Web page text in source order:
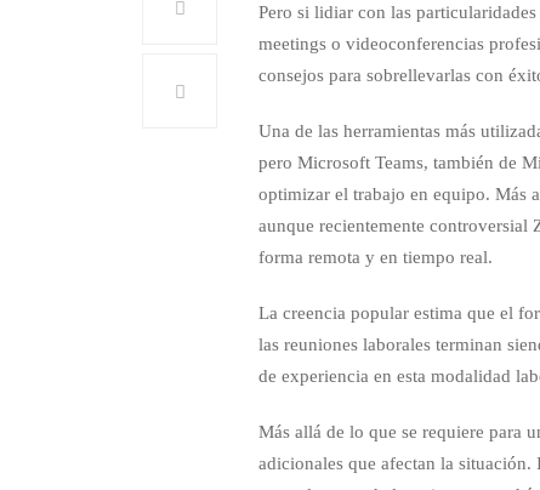
Pero si lidiar con las
meetings o videoconferencias
consejos para sobrellevarlas con
Una de las herramientas más
pero Microsoft Teams, también de
optimizar el trabajo en equipo. Más
aunque recientemente controversial
forma remota y en tiempo real.
La creencia popular estima que el
las reuniones laborales terminan
de experiencia en esta modalidad
Más allá de lo que se requiere para
adicionales que afectan la